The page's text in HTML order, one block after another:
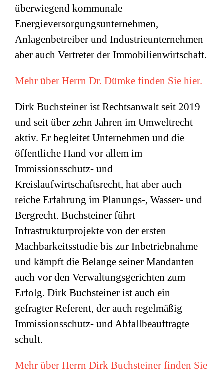
überwiegend kommunale
Energieversorgungsunternehmen,
Anlagenbetreiber und Industrieunternehmen
aber auch Vertreter der Immobilienwirtschaft.
Mehr über Herrn Dr. Dümke finden Sie hier.
Dirk Buchsteiner ist Rechtsanwalt seit 2019
und seit über zehn Jahren im Umweltrecht
aktiv. Er begleitet Unternehmen und die
öffentliche Hand vor allem im
Immissionsschutz- und
Kreislaufwirtschaftsrecht, hat aber auch
reiche Erfahrung im Planungs-, Wasser- und
Bergrecht. Buchsteiner führt
Infrastrukturprojekte von der ersten
Machbarkeitsstudie bis zur Inbetriebnahme
und kämpft die Belange seiner Mandanten
auch vor den Verwaltungsgerichten zum
Erfolg. Dirk Buchsteiner ist auch ein
gefragter Referent, der auch regelmäßig
Immissionsschutz- und Abfallbeauftragte
schult.
Mehr über Herrn Dirk Buchsteiner finden Sie